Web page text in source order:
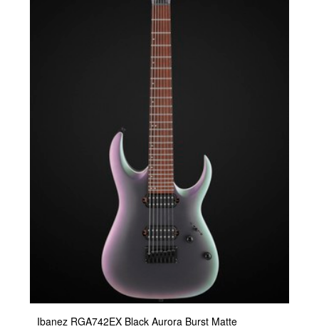
Ibanez RGA742EX Black Aurora Burst Matte